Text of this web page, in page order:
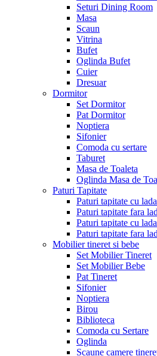
Seturi Dining Room
Masa
Scaun
Vitrina
Bufet
Oglinda Bufet
Cuier
Dresuar
Dormitor
Set Dormitor
Pat Dormitor
Noptiera
Sifonier
Comoda cu sertare
Taburet
Masa de Toaleta
Oglinda Masa de
Paturi Tapitate
Paturi tapitate cu
Paturi tapitate fara
Paturi tapitate cu
Paturi tapitate fara
Mobilier tineret si bebe
Set Mobilier Tineret
Set Mobilier Bebe
Pat Tineret
Sifonier
Noptiera
Birou
Biblioteca
Comoda cu Sertare
Oglinda
Scaune camere